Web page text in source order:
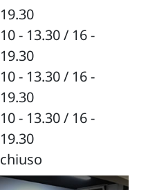
19.30
10 - 13.30 / 16 -
19.30
10 - 13.30 / 16 -
19.30
10 - 13.30 / 16 -
19.30
chiuso